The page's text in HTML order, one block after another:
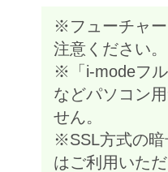
※フューチャ
注意くださ
※「i-modeフ
などパソコン
せん。
※SSL方式の暗
はご利用いた